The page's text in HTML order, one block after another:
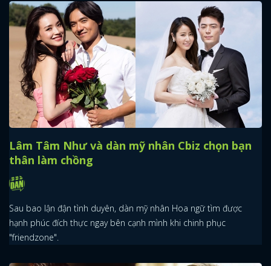
Lâm Tâm Như và dàn mỹ nhân Cbiz chọn bạn
thân làm chồng
Sau bao lận đận tình duyên, dàn mỹ nhân Hoa ngữ tìm được
hạnh phúc đích thực ngay bên cạnh mình khi chinh phục
"friendzone".